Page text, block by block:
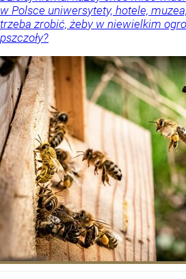
w Polsce uniwersytety, hotele,
trzeba zrobić, żeby w niewielkim
pszczoły?